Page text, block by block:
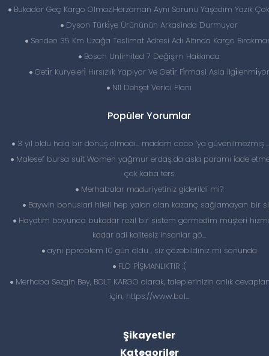
Bukadar Geç Kargo Olmaz,Herzaman Aynı Sorunu Yaşadım Yazık Çok
Dyson Türki̇ye Ürününün Arkasinda Durmuyor
Sendeo 35 Km Uzağa Teslimat Adresi Adı Altında Kargo
Bosch Unlimited 7 Değişim Hakkında
Geti̇r Kuryeleri̇ Hırsızlık Yapıyor Ve Geti̇r Fi̇rmasi Asla İlgi̇lenmi̇yor
N11 Dehşet Verici Planı
Popüler Yorumlar
3 yıl oldu hala bir dönüş olmadı… madam coco ‘ya güvenilmezmiş
Malesef bursa suit Women yağmur erdaş da asla paramı iade
çok kaba ters
Merhabalar maduriyetiniz giderildi mi?
Baywin bonuslari hileli hep yalan olan kazanç sağlamayan bir
Hayatım boyunca bukadar rezil bir sistem görmedim müşteri
kadar adi kalitesiz insanlar gö...
aynı pproblem 10 gün oldu , siz çözebildiniz mi sonunda
FLO PİŞMANLIKTIR :(
Merhaba Sezgin Bey, BOLT KARGO olarak, taleplerinizin anlık
için; https://www.bol...
Şikayetler
Kategoriler